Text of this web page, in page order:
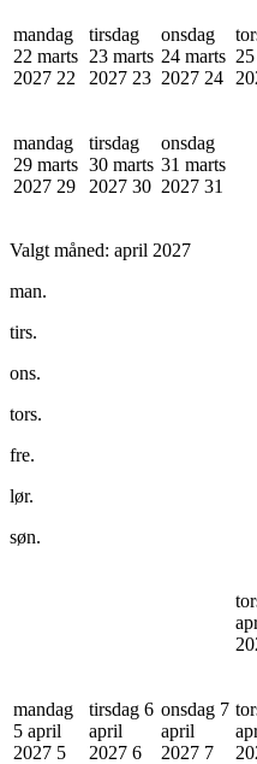
mandag
22 marts
2027 22
tirsdag
23 marts
2027 23
onsdag
24 marts
2027 24
mandag
29 marts
2027 29
tirsdag
30 marts
2027 30
onsdag
31 marts
2027 31
Valgt måned: april 2027
man.
tirs.
ons.
tors.
fre.
lør.
søn.
mandag
5 april
2027 5
tirsdag 6
april
2027 6
onsdag 7
april
2027 7